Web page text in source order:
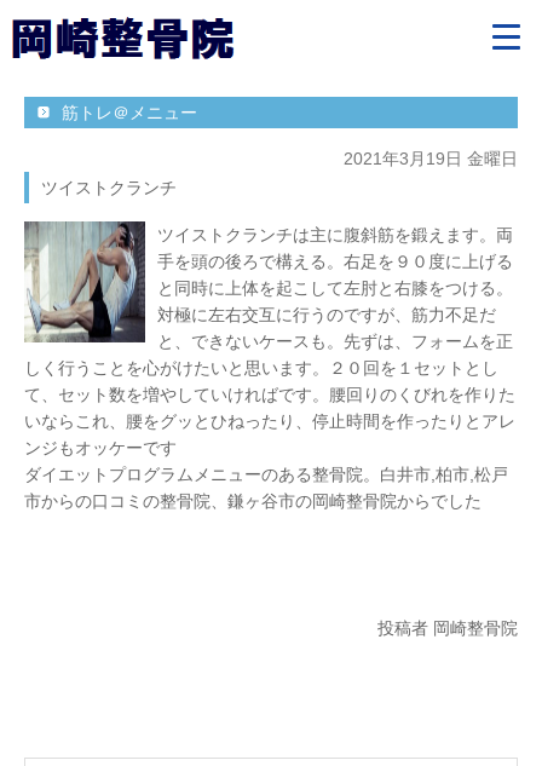
筋トレ＠メニュー
2021年3月19日 金曜日
ツイストクランチ
ツイストクランチは主に腹斜筋を鍛えます。両
手を頭の後ろで構える。右足を９０度に上げる
と同時に上体を起こして左肘と右膝をつける。
対極に左右交互に行うのですが、筋力不足だ
と、できないケースも。先ずは、フォームを正
しく行うことを心がけたいと思います。２０回を１セットとし
て、セット数を増やしていければです。腰回りのくびれを作りた
いならこれ、腰をグッとひねったり、停止時間を作ったりとアレ
ンジもオッケーです
ダイエットプログラムメニューのある整骨院。白井市,柏市,松戸
市からの口コミの整骨院、鎌ヶ谷市の岡崎整骨院からでした
投稿者 岡崎整骨院